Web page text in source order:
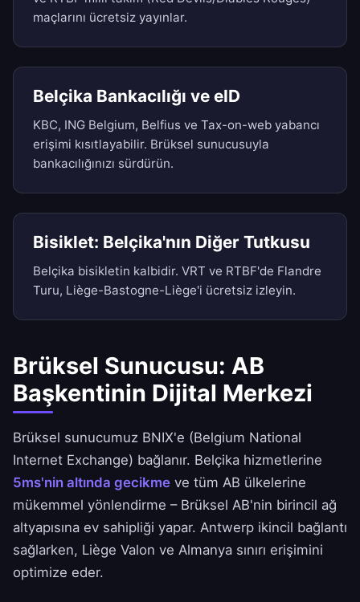
maçlarını ücretsiz yayınlar.
Belçika Bankacılığı ve eID
KBC, ING Belgium, Belfius ve Tax-on-web yabancı
erişimi kısıtlayabilir. Brüksel sunucusuyla
bankacılığınızı sürdürün.
Bisiklet: Belçika'nın Diğer Tutkusu
Belçika bisikletin kalbidir. VRT ve RTBF'de Flandre
Turu, Liège-Bastogne-Liège'i ücretsiz izleyin.
Brüksel Sunucusu: AB
Başkentinin Dijital Merkezi
Brüksel sunucumuz BNIX'e (Belgium National
Internet Exchange) bağlanır. Belçika hizmetlerine
5ms'nin altında gecikme ve tüm AB ülkelerine
mükemmel yönlendirme – Brüksel AB'nin birincil ağ
altyapısına ev sahipliği yapar. Antwerp ikincil bağlantı
sağlarken, Liège Valon ve Almanya sınırı erişimini
optimize eder.